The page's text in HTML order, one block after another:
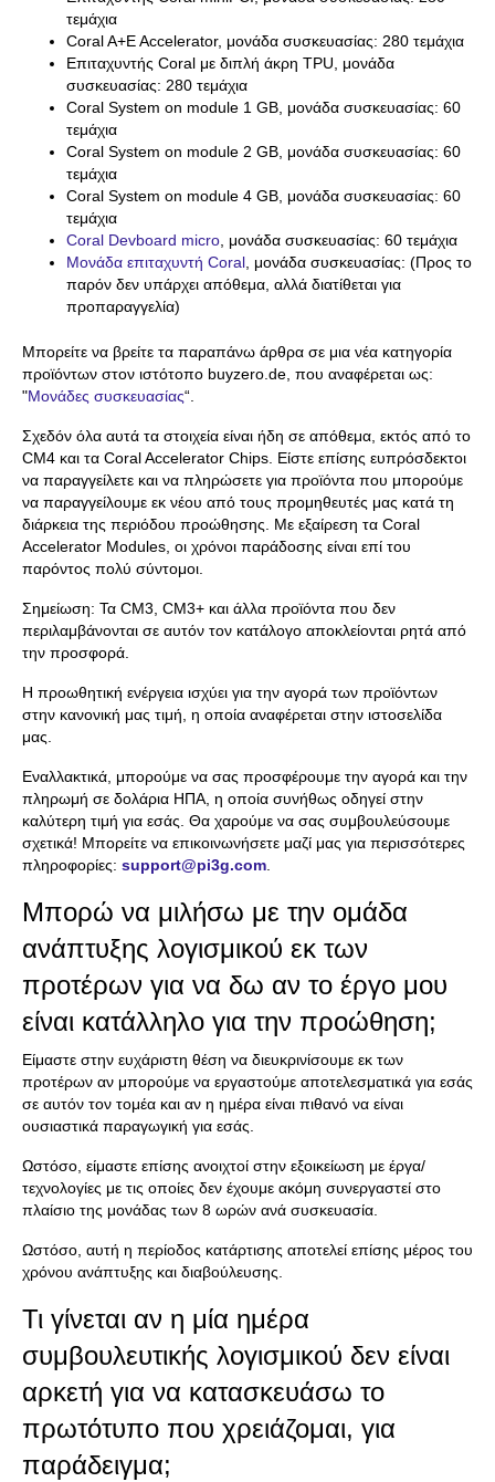
τεμάχια
Coral A+E Accelerator, μονάδα συσκευασίας: 280 τεμάχια
Επιταχυντής Coral με διπλή άκρη TPU, μονάδα
συσκευασίας: 280 τεμάχια
Coral System on module 1 GB, μονάδα συσκευασίας: 60
τεμάχια
Coral System on module 2 GB, μονάδα συσκευασίας: 60
τεμάχια
Coral System on module 4 GB, μονάδα συσκευασίας: 60
τεμάχια
Coral Devboard micro, μονάδα συσκευασίας: 60 τεμάχια
Μονάδα επιταχυντή Coral, μονάδα συσκευασίας: (Προς το
παρόν δεν υπάρχει απόθεμα, αλλά διατίθεται για
προπαραγγελία)
Μπορείτε να βρείτε τα παραπάνω άρθρα σε μια νέα κατηγορία
προϊόντων στον ιστότοπο buyzero.de, που αναφέρεται ως:
"Μονάδες συσκευασίας“.
Σχεδόν όλα αυτά τα στοιχεία είναι ήδη σε απόθεμα, εκτός από το
CM4 και τα Coral Accelerator Chips. Είστε επίσης ευπρόσδεκτοι
να παραγγείλετε και να πληρώσετε για προϊόντα που μπορούμε
να παραγγείλουμε εκ νέου από τους προμηθευτές μας κατά τη
διάρκεια της περιόδου προώθησης. Με εξαίρεση τα Coral
Accelerator Modules, οι χρόνοι παράδοσης είναι επί του
παρόντος πολύ σύντομοι.
Σημείωση: Τα CM3, CM3+ και άλλα προϊόντα που δεν
περιλαμβάνονται σε αυτόν τον κατάλογο αποκλείονται ρητά από
την προσφορά.
Η προωθητική ενέργεια ισχύει για την αγορά των προϊόντων
στην κανονική μας τιμή, η οποία αναφέρεται στην ιστοσελίδα
μας.
Εναλλακτικά, μπορούμε να σας προσφέρουμε την αγορά και την
πληρωμή σε δολάρια ΗΠΑ, η οποία συνήθως οδηγεί στην
καλύτερη τιμή για εσάς. Θα χαρούμε να σας συμβουλεύσουμε
σχετικά! Μπορείτε να επικοινωνήσετε μαζί μας για περισσότερες
πληροφορίες: support@pi3g.com.
Μπορώ να μιλήσω με την ομάδα
ανάπτυξης λογισμικού εκ των
προτέρων για να δω αν το έργο μου
είναι κατάλληλο για την προώθηση;
Είμαστε στην ευχάριστη θέση να διευκρινίσουμε εκ των
προτέρων αν μπορούμε να εργαστούμε αποτελεσματικά για εσάς
σε αυτόν τον τομέα και αν η ημέρα είναι πιθανό να είναι
ουσιαστικά παραγωγική για εσάς.
Ωστόσο, είμαστε επίσης ανοιχτοί στην εξοικείωση με έργα/
τεχνολογίες με τις οποίες δεν έχουμε ακόμη συνεργαστεί στο
πλαίσιο της μονάδας των 8 ωρών ανά συσκευασία.
Ωστόσο, αυτή η περίοδος κατάρτισης αποτελεί επίσης μέρος του
χρόνου ανάπτυξης και διαβούλευσης.
Τι γίνεται αν η μία ημέρα
συμβουλευτικής λογισμικού δεν είναι
αρκετή για να κατασκευάσω το
πρωτότυπο που χρειάζομαι, για
παράδειγμα;